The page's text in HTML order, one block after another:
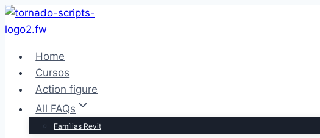
Pular
para
Conteúdo
Home
Cursos
Action figure
All FAQs
Famílias Revit